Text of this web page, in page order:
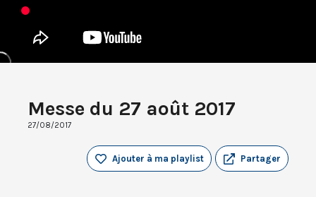
Messe du 27 août 2017
27/08/2017
Partager
Ajouter à ma playlist